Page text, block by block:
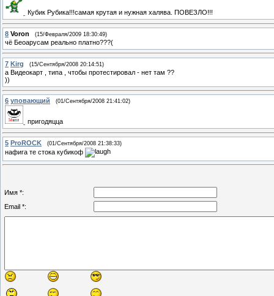
Кубик Рубика!!!самая крутая и нужная халява. ПОВЕЗЛО!!!
8 Voron (15/Февраля/2009 18:30:49)
чё Беоарусам реально платно???(
7 Kirg (15/Сентября/2008 20:14:51)
а Видеокарт , типа , чтобы протестировал - нет там ??
))
6 уповающий (01/Сентября/2008 21:41:02)
пригодяцца
5 ProROCK (01/Сентября/2008 21:38:33)
нафига те стока кубикоф
Имя *:
Email *: